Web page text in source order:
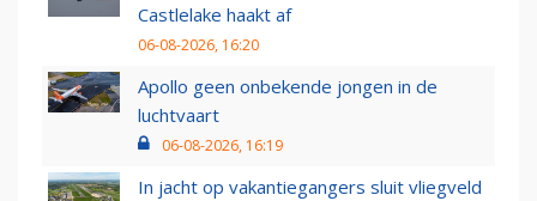
Castlelake haakt af
06-08-2026, 16:20
Apollo geen onbekende jongen in de
luchtvaart
06-08-2026, 16:19
In jacht op vakantiegangers sluit vliegveld